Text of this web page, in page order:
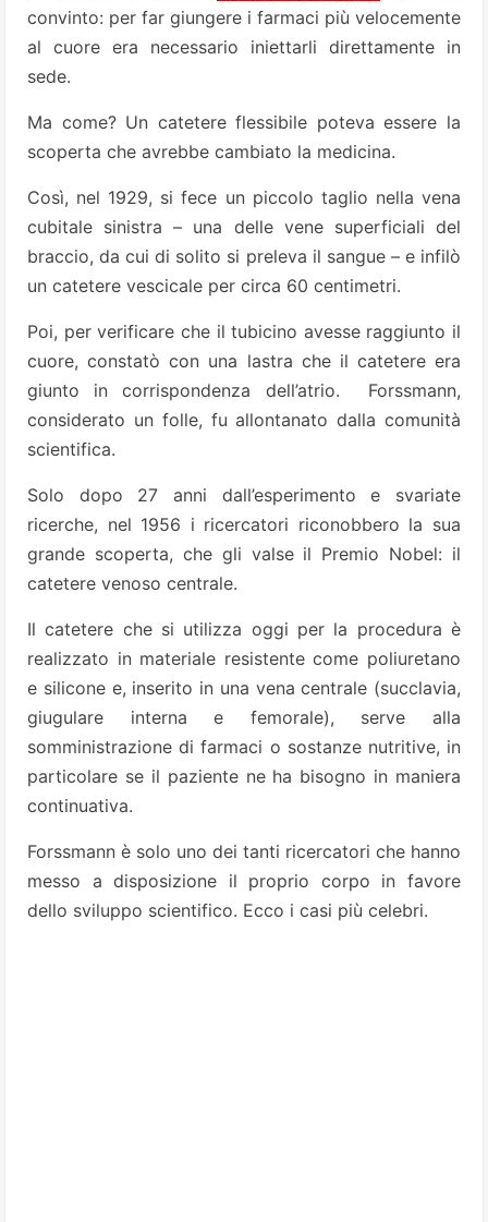
convinto: per far giungere i farmaci più velocemente
al cuore era necessario iniettarli direttamente in
sede.
Ma come? Un catetere flessibile poteva essere la
scoperta che avrebbe cambiato la medicina.
Così, nel 1929, si fece un piccolo taglio nella vena
cubitale sinistra – una delle vene superficiali del
braccio, da cui di solito si preleva il sangue – e infilò
un catetere vescicale per circa 60 centimetri.
Poi, per verificare che il tubicino avesse raggiunto il
cuore, constatò con una lastra che il catetere era
giunto in corrispondenza dell’atrio. Forssmann,
considerato un folle, fu allontanato dalla comunità
scientifica.
Solo dopo 27 anni dall’esperimento e svariate
ricerche, nel 1956 i ricercatori riconobbero la sua
grande scoperta, che gli valse il Premio Nobel: il
catetere venoso centrale.
Il catetere che si utilizza oggi per la procedura è
realizzato in materiale resistente come poliuretano
e silicone e, inserito in una vena centrale (succlavia,
giugulare interna e femorale), serve alla
somministrazione di farmaci o sostanze nutritive, in
particolare se il paziente ne ha bisogno in maniera
continuativa.
Forssmann è solo uno dei tanti ricercatori che hanno
messo a disposizione il proprio corpo in favore
dello sviluppo scientifico. Ecco i casi più celebri.